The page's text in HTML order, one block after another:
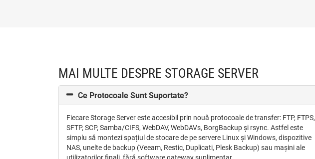
MAI MULTE DESPRE STORAGE SERVER
Ce Protocoale Sunt Suportate?
Fiecare Storage Server este accesibil prin nouă protocoale de transfer: FTP, FTPS,
SFTP, SCP, Samba/CIFS, WebDAV, WebDAVs, BorgBackup și rsync. Astfel este
simplu să montezi spațiul de stocare de pe servere Linux și Windows, dispozitive
NAS, unelte de backup (Veeam, Restic, Duplicati, Plesk Backup) sau mașini ale